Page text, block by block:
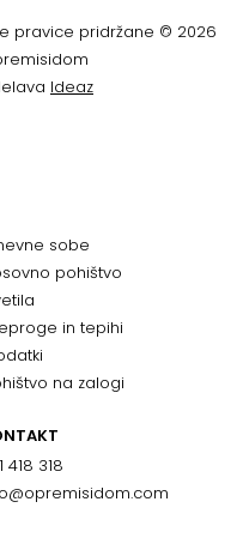
pravice pridržane © 2026
Ideaz
sobe
pohištvo
in tepihi
na zalogi
418 318